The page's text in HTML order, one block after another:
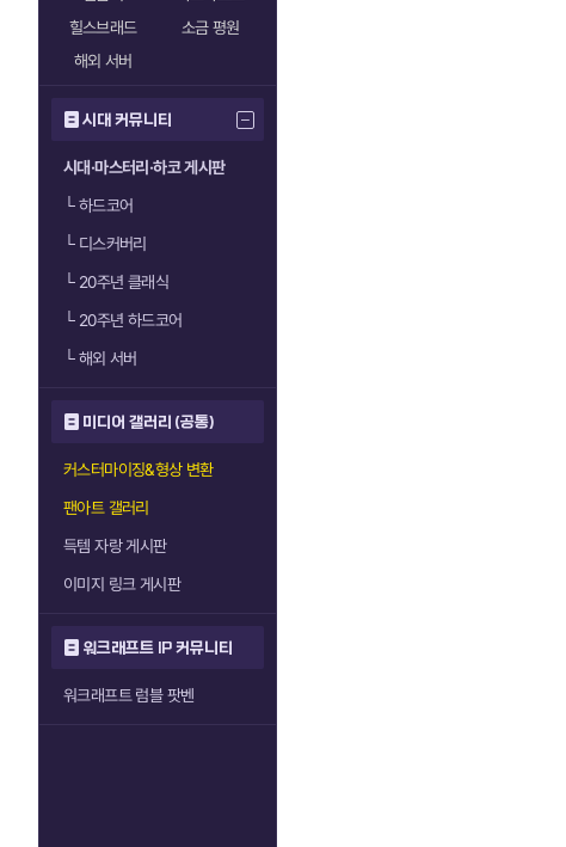
힐스브래드
소금 평원
해외 서버
시대 커뮤니티
시대·마스터리·하코 게시판
└하드코어
└디스커버리
└20주년 클래식
└20주년 하드코어
└해외 서버
미디어 갤러리 (공통)
커스터마이징&형상 변환
팬아트 갤러리
득템 자랑 게시판
이미지 링크 게시판
워크래프트 IP 커뮤니티
워크래프트 럼블 팟벤